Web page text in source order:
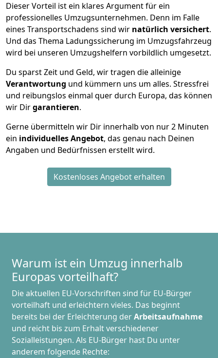
Dieser Vorteil ist ein klares Argument für ein
professionelles Umzugsunternehmen. Denn im Falle
eines Transportschadens sind wir natürlich versichert.
Und das Thema Ladungssicherung im Umzugsfahrzeug
wird bei unseren Umzugshelfern vorbildlich umgesetzt.
Du sparst Zeit und Geld, wir tragen die alleinige
Verantwortung und kümmern uns um alles. Stressfrei
und reibungslos einmal quer durch Europa, das können
wir Dirgarantieren.
Gerne übermitteln wir Dir innerhalb von nur2 Minuten
ein individuelles Angebot, das genau nach Deinen
Angaben und Bedürfnissen erstellt wird.
Kostenloses Angebot erhalten
Warum ist ein Umzug innerhalb
Europas vorteilhaft?
Die aktuellen EU-Vorschriften sind für EU-Bürger
vorteilhaft und erleichtern vieles. Das beginnt
bereits bei der Erleichterung derArbeitsaufnahme
und reicht bis zum Erhalt verschiedener
Sozialleistungen. Als EU-Bürger hast Du unter
anderem folgende Rechte: